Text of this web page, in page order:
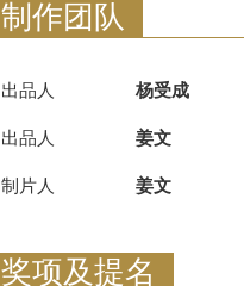
制作团队
出品人 杨受成
出品人 姜文
制片人 姜文
奖项及提名